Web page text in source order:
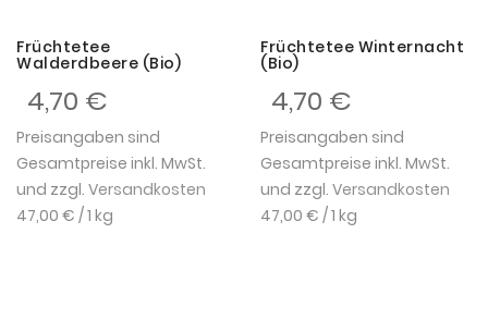
Früchtetee
Walderdbeere (Bio)
4,70 €
Preisangaben sind
Gesamtpreise inkl. MwSt.
und zzgl. Versandkosten
47,00 € / 1 kg
Früchtetee Winternacht
(Bio)
4,70 €
Preisangaben sind
Gesamtpreise inkl. MwSt.
und zzgl. Versandkosten
47,00 € / 1 kg